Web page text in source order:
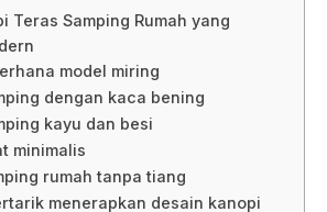
Teras Samping Rumah yang
model miring
dengan kaca bening
kayu dan besi
minimalis
rumah tanpa tiang
menerapkan desain kanopi